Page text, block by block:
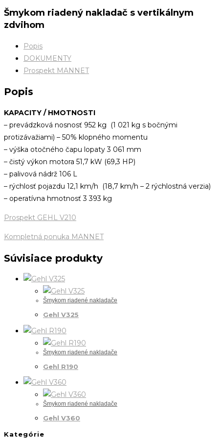
Šmykom riadený nakladač s vertikálnym
zdvihom
Popis
DOKUMENTY
Prospekt MANNET
Popis
KAPACITY / HMOTNOSTI
– prevádzková nosnosť 952 kg (1 021 kg s bočnými
protizávažiami) – 50% klopného momentu
– výška otočného čapu lopaty 3 061 mm
– čistý výkon motora 51,7 kW (69,3 HP)
– palivová nádrž 106 L
– rýchlosť pojazdu 12,1 km/h (18,7 km/h – 2 rýchlostná verzia)
– operatívna hmotnosť 3 393 kg
Prospekt GEHL V210
Kompletná ponuka MANNET
Súvisiace produkty
Šmykom riadené nakladače
Gehl V325
Šmykom riadené nakladače
Gehl R190
Šmykom riadené nakladače
Gehl V360
Kategórie